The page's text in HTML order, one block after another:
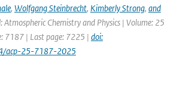
, Wolfgang Steinbrecht, Kimberly Strong, and
Atmospheric Chemistry and Physics | Volume: 25
7187 | Last page: 7225 | doi:
acp-25-7187-2025